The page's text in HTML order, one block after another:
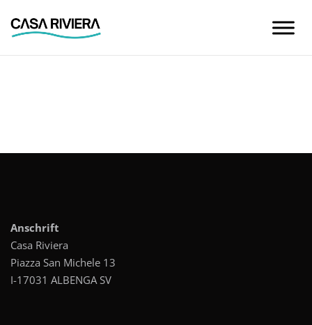
Anschrift
Casa Riviera
Piazza San Michele 13
I-17031 ALBENGA SV